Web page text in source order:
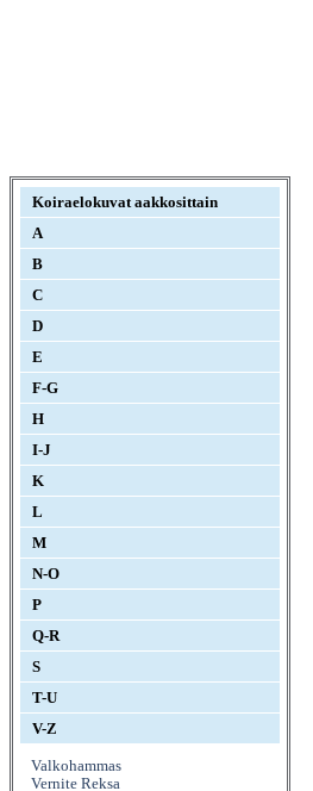
Koiraelokuvat aakkosittain
A
B
C
D
E
F-G
H
I-J
K
L
M
N-O
P
Q-R
S
T-U
V-Z
Valkohammas
Vernite Reksa